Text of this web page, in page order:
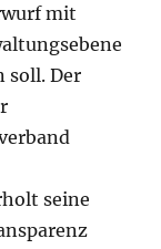
mit
soll. Der
seine